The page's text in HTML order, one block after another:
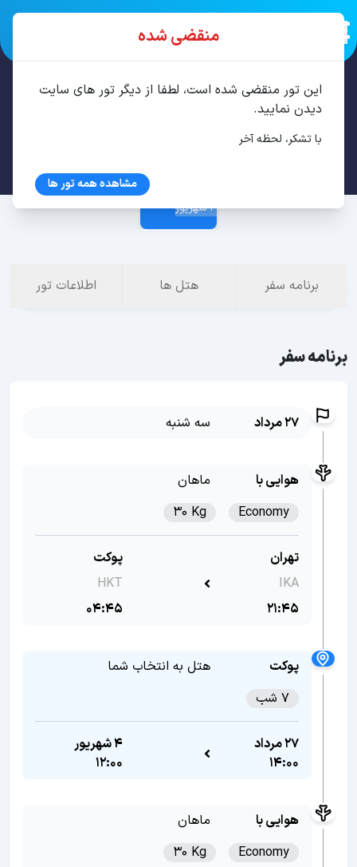
4 شهریور
برنامه سفر هتل ها اطلاعات تور
برنامه سفر
27 مرداد سه شنبه
هوایی با
ماهان
Economy
30 Kg
تهران
IKA
21:45
پوکت
HKT
04:45
پوکت
هتل به انتخاب شما
7 شب
27 مرداد
14:00
4 شهریور
12:00
هوایی با
ماهان
Economy
30 Kg
منقضی شده
این تور منقضی شده است، لطفا از دیگر تور های سایت
دیدن نمایید.
با تشکر، لحظه آخر
مشاهده همه تور ها